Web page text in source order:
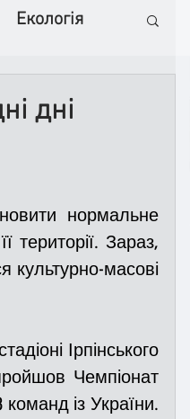
Екологія
Паркування
дні
нормальне
території. Зараз,
культурно-масові
Ірпінського
Чемпіонат
із України.